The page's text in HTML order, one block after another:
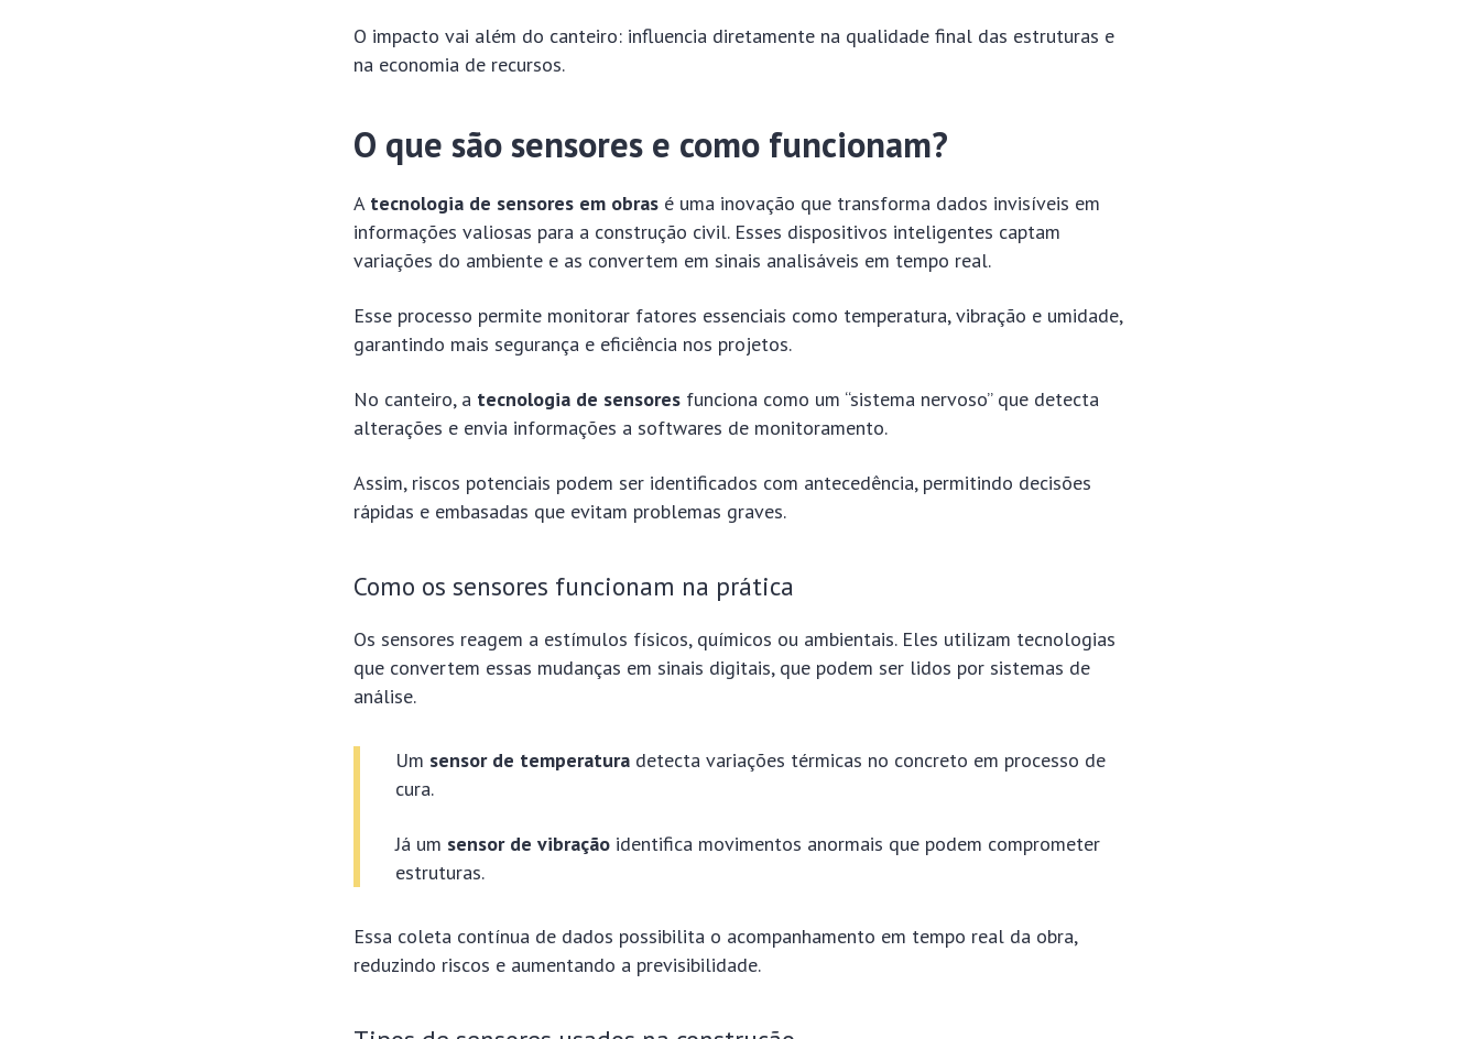
O impacto vai além do canteiro: influencia diretamente na qualidade final das estruturas e
na economia de recursos.
O que são sensores e como funcionam?
A tecnologia de sensores em obras é uma inovação que transforma dados invisíveis em
informações valiosas para a construção civil. Esses dispositivos inteligentes captam
variações do ambiente e as convertem em sinais analisáveis em tempo real.
Esse processo permite monitorar fatores essenciais como temperatura, vibração e umidade,
garantindo mais segurança e eficiência nos projetos.
No canteiro, a tecnologia de sensores funciona como um “sistema nervoso” que detecta
alterações e envia informações a softwares de monitoramento.
Assim, riscos potenciais podem ser identificados com antecedência, permitindo decisões
rápidas e embasadas que evitam problemas graves.
Como os sensores funcionam na prática
Os sensores reagem a estímulos físicos, químicos ou ambientais. Eles utilizam tecnologias
que convertem essas mudanças em sinais digitais, que podem ser lidos por sistemas de
análise.
Um sensor de temperatura detecta variações térmicas no concreto em processo de
cura.
Já um sensor de vibração identifica movimentos anormais que podem comprometer
estruturas.
Essa coleta contínua de dados possibilita o acompanhamento em tempo real da obra,
reduzindo riscos e aumentando a previsibilidade.